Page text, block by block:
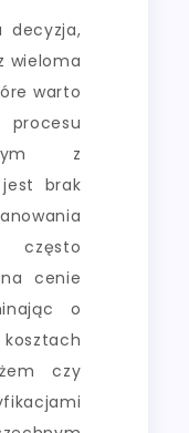
decyzja,
wieloma
warto
z
jest brak
cenie
o
czy